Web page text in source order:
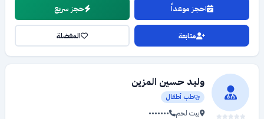
احجز موعداً حجز سريع
متابعة المفضلة
وليد حسين المزين
طب أطفال
بيت لحم •••••••